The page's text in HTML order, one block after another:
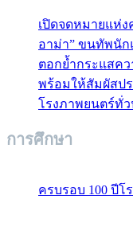
เปิดจดหมายแห่ง
อาม่า” ขนทัพนัก
ตอกย้ำกระแสค
พร้อมให้สัมผัสป
โรงภาพยนตร์ทั่ว
การศึกษา
ครบรอบ 100 ปีโ